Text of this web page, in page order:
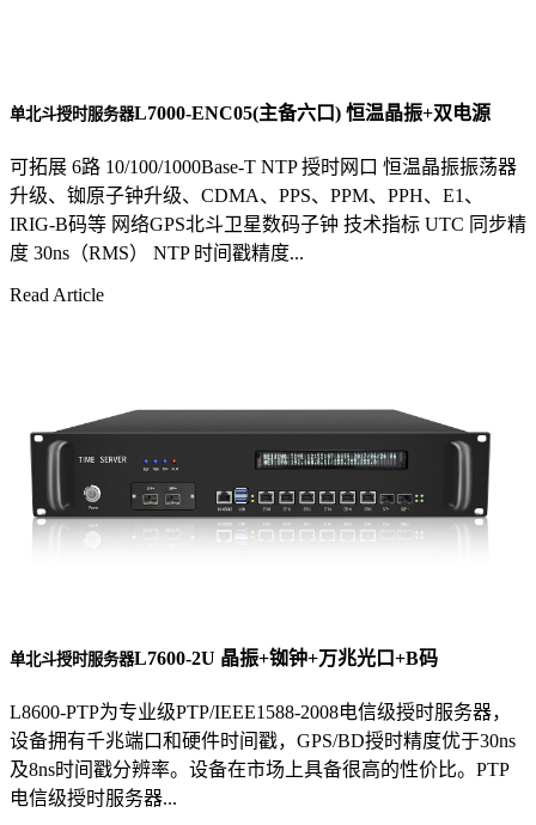
单北斗授时服务器L7000-ENC05(主备六口) 恒温晶振+双电源
可拓展 6路 10/100/1000Base-T NTP 授时网口 恒温晶振振荡器
升级、铷原子钟升级、CDMA、PPS、PPM、PPH、E1、
IRIG-B码等 网络GPS北斗卫星数码子钟 技术指标 UTC 同步精
度 30ns（RMS） NTP 时间戳精度...
Read Article
单北斗授时服务器L7600-2U 晶振+铷钟+万兆光口+B码
L8600-PTP为专业级PTP/IEEE1588-2008电信级授时服务器，
设备拥有千兆端口和硬件时间戳，GPS/BD授时精度优于30ns
及8ns时间戳分辨率。设备在市场上具备很高的性价比。PTP
电信级授时服务器...